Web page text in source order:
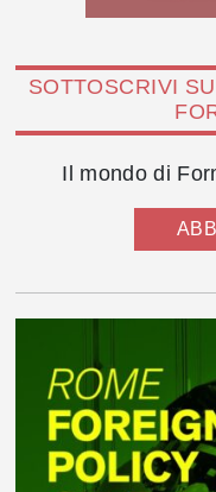
SOTTOSCRIVI
Il mondo di